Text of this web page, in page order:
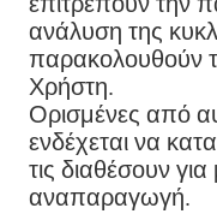
ανάλυση της
παρακολουθούν
Χρήστη.
Ορισμένες από
ενδέχεται να
τις διαθέσουν
αναπαραγωγή.